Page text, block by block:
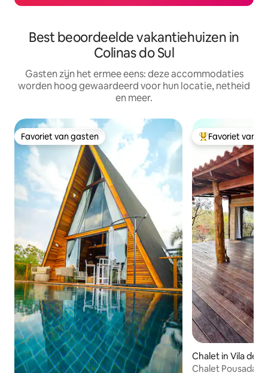
Best beoordeelde vakantiehuizen in
Colinas do Sul
Gasten zijn het ermee eens: deze accommodaties
worden hoog gewaardeerd voor hun locatie, netheid
en meer.
Favoriet van gasten
Favoriet van gasten Topfavoriet van
Favoriet van
Chalet in Vila de
Chalet Pousada